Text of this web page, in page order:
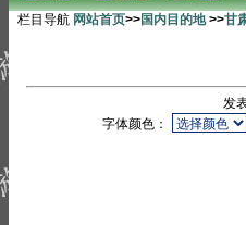
栏目导航 网站首页>>国内目的地>>甘
发
字体颜色：